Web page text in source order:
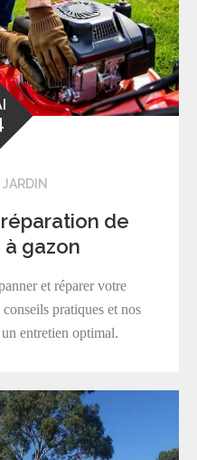
de
gazon
et réparer votre
pratiques et nos
entretien optimal.